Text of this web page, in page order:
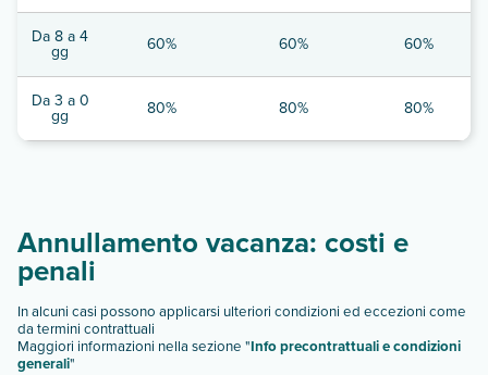
Da 8 a 4
gg 60% 60% 60%
Da 3 a 0
gg 80% 80% 80%
Annullamento vacanza: costi e
penali
In alcuni casi possono applicarsi ulteriori condizioni ed eccezioni come
da termini contrattuali
Maggiori informazioni nella sezione "Info precontrattuali e condizioni
generali"